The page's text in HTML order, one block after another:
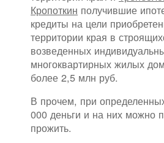
Кропоткин получившие
кредиты на цели
территории края в
возведенных
многоквартирных жилых
более 2,5 млн руб.
В прочем, при
000 деньги и на них можно
прожить.